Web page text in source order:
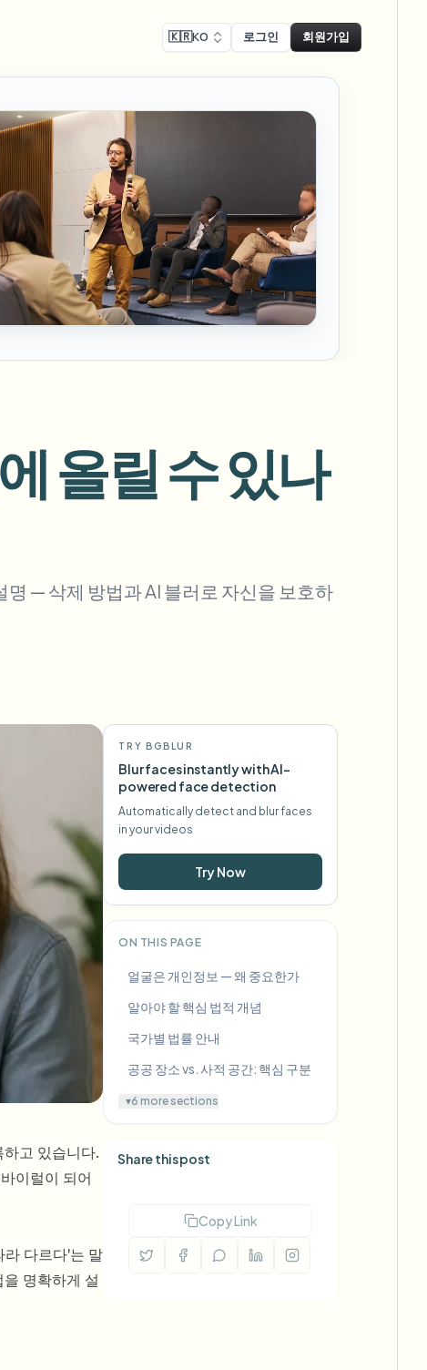
Face swap
얼굴 교체 - 이미지
Swap faces in images
얼굴 교체 - 동영상 NEW
Swap faces in video
AI Video Object
Remover
NEW
Remove objects with scene fill
Government Agency Advertising Agency
모 처리
녹화 블러
& demo redaction
준수 블러
compliant redaction
인터뷰 블러
& face privacy
및 스트림 블러
🇰🇷KO 로그인 회원가입
올릴 수 있나
명 — 삭제 방법과 AI 블러로 자신을 보호하
고 있습니다.
이럴이 되어
다르다'는 말
명확하게 설
TRY BGBLUR
Blur faces instantly with AI-
powered face detection
Automatically detect and blur faces
in your videos
Try Now
ON THIS PAGE
얼굴은 개인정보 — 왜 중요한가
알아야 할 핵심 법적 개념
국가별 법률 안내
공공 장소 vs. 사적 공간: 핵심 구분
▾6 more sections
Share this post
Copy Link